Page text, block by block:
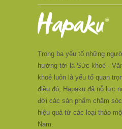
Trong ba yếu tố những
hướng tới là Sức khoẻ -
khoẻ luôn là yếu tố quan
điều đó, Hapaku đã nỗ lực
đời các sản phẩm chăm
hiệu quả từ các loại thảo
Nam.